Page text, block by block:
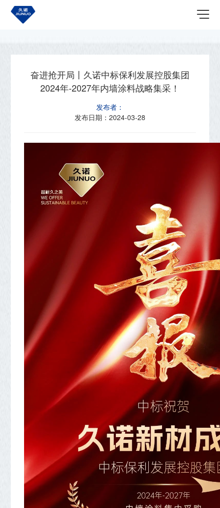
首页 关于我们
奋进抢开局丨久诺中标保利发展控股集团
2024年-2027年内墙涂料战略集采！
发布者：
发布日期： 2024-03-28